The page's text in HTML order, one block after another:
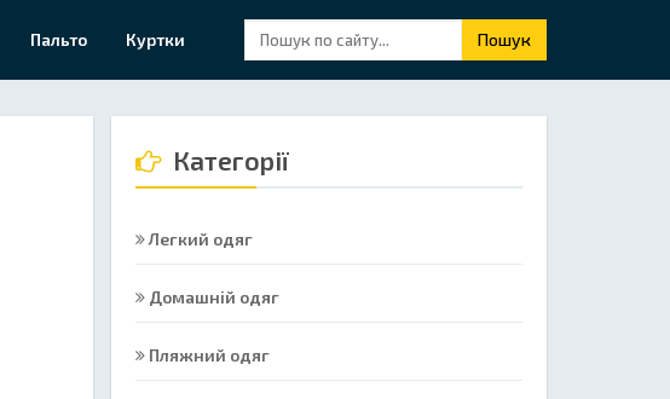
Пальто Куртки Пошук
Категорії
Легкий одяг
Домашній одяг
Пляжний одяг